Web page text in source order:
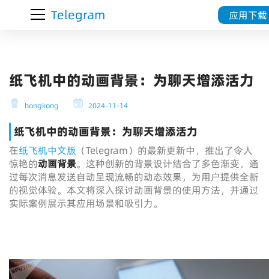
Telegram 应用下载
纸飞机中的动画背景：为聊天增添活力
hongkong 2024-11-14
纸飞机中的动画背景：为聊天增添活力
在纸飞机中文版 （Telegram）的最新更新中，推出了令人
惊艳的动画背景。这种创新的背景设计结合了多色渐变，通
过每次消息发送自动呈现流畅的动态效果，为用户提供全新
的视觉体验。本文将深入探讨动画背景的使用方法，并通过
实际案例展示其应用场景和吸引力。